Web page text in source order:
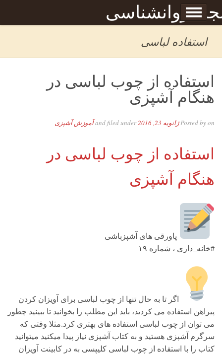
روانشناسی
Skip to content
برگه نمونه
استفاده لباسی
استفاده از چوب لباسی در
هنگام آشپزی
Posted byon ژانویه 23, 2016 and filed underآموزش آشپزی
استفاده از چوب لباسی در
هنگام آشپزی
پاورقی های آشپزباشی
#خانه_داری ، شماره ۱۹
اگر تا به حال تنها از چوب لباسی برای آویزان کردن
پیراهن استفاده می کردید، باید این مطلب را بخوانید تا ببینید چطور
می توان از چوب لباسی استفاده های بهتری کرد.مثلا وقتی که
سرگرم آشپزی هستید و به کتاب آشپزی نیاز پیدا میکنید میتوانید
کتاب را با استفاده از چوب لباسی کلیپسی به در کابینت آویزان